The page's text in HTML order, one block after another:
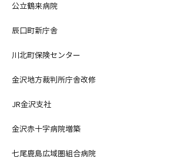
公立鶴来病院
辰口町新庁舎
川北町保険センター
金沢地方裁判所庁舎改修
JR金沢支社
金沢赤十字病院増築
七尾鹿島広域圏組合病院